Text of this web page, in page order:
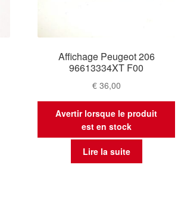
Affichage Peugeot 206
96613334XT F00
€36,00
Avertir lorsque le produit
est en stock
Lire la suite